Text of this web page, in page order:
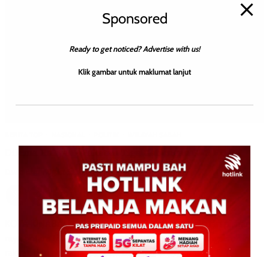
Dilema Rakyat – Pakatan Tiga Gabungan GRS PH BN
August 5, 2025 0
KOTA KINABALU: 5 Ogos 2025 – Rundingan pakatan pilihan
raya antara tiga gabungan utama dilihat hanya mengelirukan
rakyat, dan adalah lebih baik bagi Gabungan Rakyat […]
Sponsored
Ready to get noticed? Advertise with us!
Klik gambar untuk maklumat lanjut